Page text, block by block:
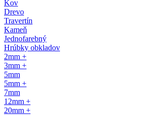
Kov
Drevo
Travertín
Kameň
Jednofarebný
Hrúbky obkladov
2mm +
3mm +
5mm
5mm +
7mm
12mm +
20mm +